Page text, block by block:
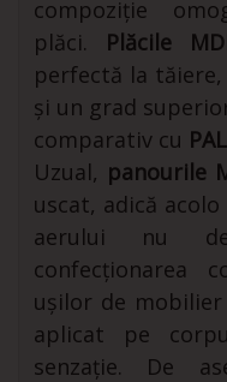
compoziție
plăci. Plăcile
perfectă la
și un grad
comparativ cu PAL
Uzual, panourile
uscat, adică
aerului nu
confecționarea
ușilor de
aplicat pe
senzație. De